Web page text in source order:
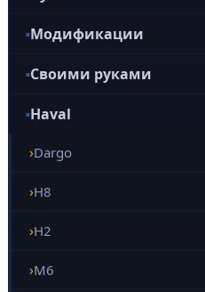
Модификации
Своими руками
Haval
Dargo
H8
H2
M6